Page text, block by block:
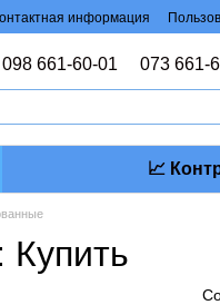
информация
098 661-60-01 073 661-
📈